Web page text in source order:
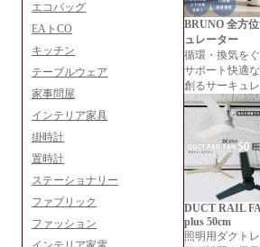
エコバッグ
EAトCO
キッチン
テーブルウェア
家事問屋
インテリア家具
掛時計
置時計
ステーショナリー
ファブリック
ファッション
BRUNO 全方
ュレーター
循環・換気を
サポート快適
創るサーキュ
DUCT RAIL
plus 50cm
照明用ダクト